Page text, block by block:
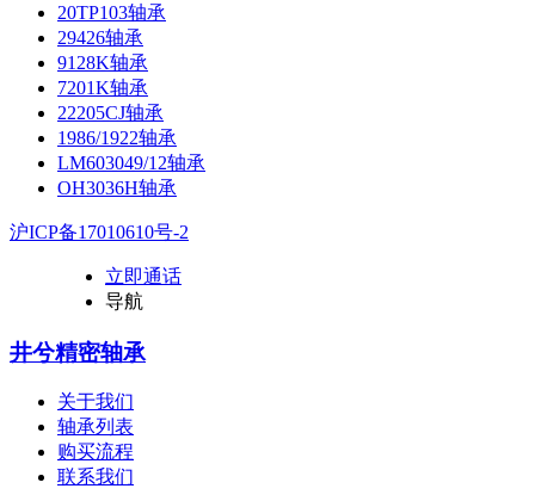
20TP103轴承
29426轴承
9128K轴承
7201K轴承
22205CJ轴承
1986/1922轴承
LM603049/12轴承
OH3036H轴承
沪ICP备17010610号-2
立即通话
导航
井兮精密轴承
关于我们
轴承列表
购买流程
联系我们